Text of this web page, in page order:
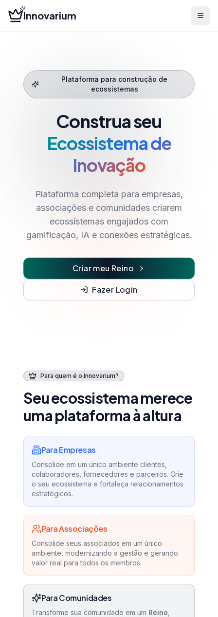
Innovarium
Plataforma para construção de
ecossistemas
Construa seu
Ecossistema de
Inovação
Plataforma completa para empresas,
associações e comunidades criarem
ecossistemas engajados com
gamificação, IA e conexões estratégicas.
Criar meu Reino
Fazer Login
Para quem é o Innovarium?
Seu ecossistema merece
uma plataforma à altura
Para Empresas
Consolide em um único ambiente clientes,
colaboradores, fornecedores e parceiros. Crie
o seu ecossistema e fortaleça relacionamentos
estratégicos.
Para Associações
Consolide seus associados em um único
ambiente, modernizando a gestão e gerando
valor real para todos os membros.
Para Comunidades
Transforme sua comunidade em um Reino